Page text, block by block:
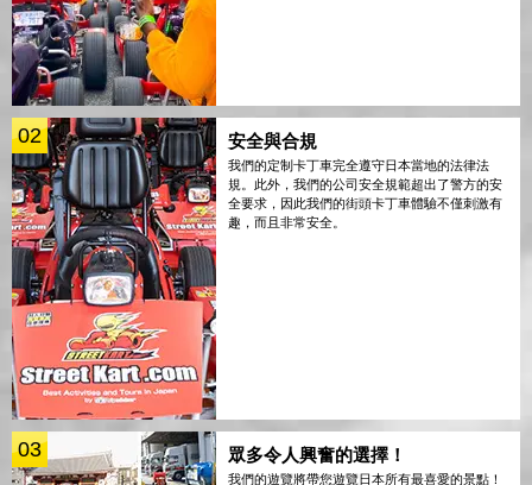
02 安全與合規
我們的定制卡丁車完全遵守日本當地的法律法
規。此外，我們的公司安全規範超出了警方的安
全要求，因此我們的街頭卡丁車體驗不僅刺激有
趣，而且非常安全。
03 眾多令人興奮的選擇！
我們的遊覽將帶您遊覽日本所有最喜愛的景點！